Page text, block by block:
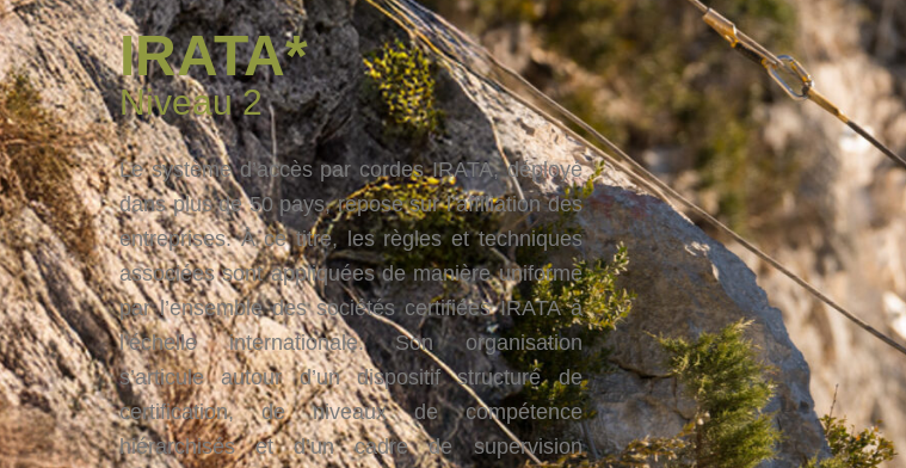
IRATA*
Niveau 2
Le système d’accès par cordes IRATA, déployé
dans plus de 50 pays, repose sur l’affiliation des
entreprises. À ce titre, les règles et techniques
associées sont appliquées de manière uniforme
par l’ensemble des sociétés certifiées IRATA à
l’échelle internationale. Son organisation
s’articule autour d’un dispositif structuré de
certification, de niveaux de compétence
hiérarchisés et d’un cadre de supervision